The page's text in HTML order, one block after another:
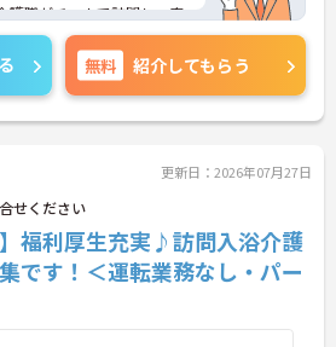
護職がチームで訪問し、安
しっかりサポート。日勤中
ォロー体制も整っている
の方でも安心してスタート
医療・介護をつなぐ存在と
る点も魅力です。
♪
勤務環境です。
間帯」で夜勤なし
が立てやすい
に働ける
方が叶います
無料 紹介してもらう
更新日：2026年07月27日
せください
】福利厚生充実♪訪問入浴介護
です！＜運転業務なし・パー